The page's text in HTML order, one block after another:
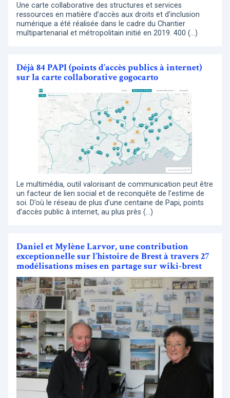
Une carte collaborative des structures et services
ressources en matière d’accès aux droits et d’inclusion
numérique a été réalisée dans le cadre du Chantier
multipartenarial et métropolitain initié en 2019. 400 (…)
Déjà 84 PAPI (points d’accès publics à internet)
sur la carte collaborative gogocarto
Le multimédia, outil valorisant de communication peut être
un facteur de lien social et de reconquête de l’estime de
soi. D’où le réseau de plus d’une centaine de Papi, points
d’accès public à internet, au plus près (…)
Daniel et Mylène Larvor, une contribution
exceptionnelle sur l’histoire de Brest à travers 27
modélisations mises en partage sur wiki-brest